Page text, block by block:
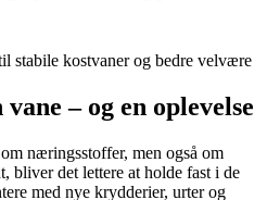
stabile kostvaner og bedre velvære
– og en oplevelse
næringsstoffer, men også om
bliver det lettere at holde fast i de
med nye krydderier, urter og